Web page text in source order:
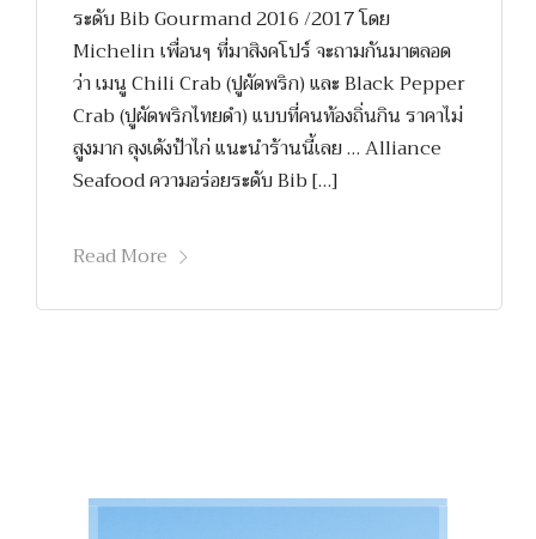
ระดับ Bib Gourmand 2016 /2017 โดย
Michelin เพื่อนๆ ที่มาสิงคโปร์ จะถามกันมาตลอด
ว่า เมนู Chili Crab (ปูผัดพริก) และ Black Pepper
Crab (ปูผัดพริกไทยดำ) แบบที่คนท้องถิ่นกิน ราคาไม่
สูงมาก ลุงเด้งป้าไก่ แนะนำร้านนี้เลย … Alliance
Seafood ความอร่อยระดับ Bib […]
Read More